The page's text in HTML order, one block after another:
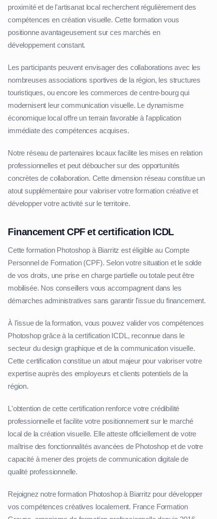
proximité et de l'artisanat local recherchent régulièrement des
compétences en création visuelle. Cette formation vous
positionne avantageusement sur ces marchés en
développement constant.
Les participants peuvent envisager des collaborations avec les
nombreuses associations sportives de la région, les structures
touristiques, ou encore les commerces de centre-bourg qui
modernisent leur communication visuelle. Le dynamisme
économique local offre un terrain favorable à l'application
immédiate des compétences acquises.
Notre réseau de partenaires locaux facilite les mises en relation
professionnelles et peut déboucher sur des opportunités
concrètes de collaboration. Cette dimension réseau constitue un
atout supplémentaire pour valoriser votre formation créative et
développer votre activité sur le territoire.
Financement CPF et certification ICDL
Cette formation Photoshop à Biarritz est éligible au Compte
Personnel de Formation (CPF). Selon votre situation et le solde
de vos droits, une prise en charge partielle ou totale peut être
mobilisée. Nos conseillers vous accompagnent dans les
démarches administratives sans garantir l'issue du financement.
À l'issue de la formation, vous pouvez valider vos compétences
Photoshop grâce à la certification ICDL, reconnue dans le
secteur du design graphique et de la communication visuelle.
Cette certification constitue un atout majeur pour valoriser votre
expertise auprès des employeurs et clients potentiels de la
région.
L'obtention de cette certification renforce votre crédibilité
professionnelle et facilite votre positionnement sur le marché
local de la création visuelle. Elle atteste officiellement de votre
maîtrise des fonctionnalités avancées de Photoshop et de votre
capacité à mener des projets de communication digitale de
qualité professionnelle.
Rejoignez notre formation Photoshop à Biarritz pour développer
vos compétences créatives localement. France Formation